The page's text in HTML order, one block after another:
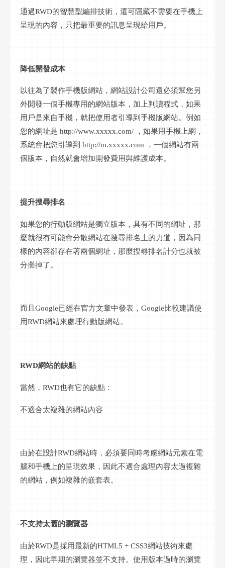
通過RWD的智慧型編排技術，還可隱藏不需要在手機上
呈現的內容，只把最重要的訊息呈現給用戶。
降低開發成本
以往為了製作手機版網站，網站設計公司還必須幫您另
外開發一個手機專用的網站版本，加上判讀程式 ，如果
用戶是來自手機，就把使用者引導到手機版網站。例如
您的網址是 http://www.xxxxx.com/ ，如果用手機上網，
系統會把您引導到 http://m.xxxxx.com ，一個網站有兩
個版本，自然就會增加開發費用與維護成本。
提升搜尋排名
如果您的行動版網站是獨立版本，具有不同的網址，那
麼就很有可能會分散網站在搜尋排名上的力道，因為同
樣的內容卻存在著兩個網址，那麼搜尋排名計分也就被
分攤掉了。
而且 Google已經在官方文章中發表， Google比較建議使
用RWD網站來處理行動版網站。
RWD網站的缺點
當然， RWD也有它的缺點：
不適合太複雜的網站內容
由於在設計RWD網站時，必須要同時考慮網站元素在電
腦和手機上的呈現效果，因此不適合處理內容太過複雜
的網站，例如複雜的嵌套表。
不支持太舊的瀏覽器
由於RWD是採用最新的HTML5 + CSS3網站技術來處
理，因此早期的瀏覽器並不支持。使用版本過時的瀏覽